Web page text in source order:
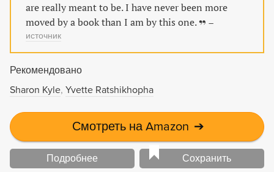
are really meant to be. I have never been more
moved by a book than I am by this one.
–
источник
Рекомендовано
Sharon Kyle Yvette Ratshikhopha
Смотреть на Amazon ➔
Подробнее Сохранить